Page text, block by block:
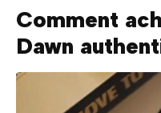
Comment
Dawn